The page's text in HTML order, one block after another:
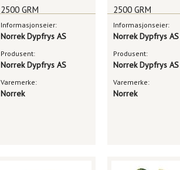
2500 GRM
Informasjonseier:
Norrek Dypfrys AS
Produsent:
Norrek Dypfrys AS
Varemerke:
Norrek
2500 GRM
Informasjonseier:
Norrek Dypfrys AS
Produsent:
Norrek Dypfrys AS
Varemerke:
Norrek